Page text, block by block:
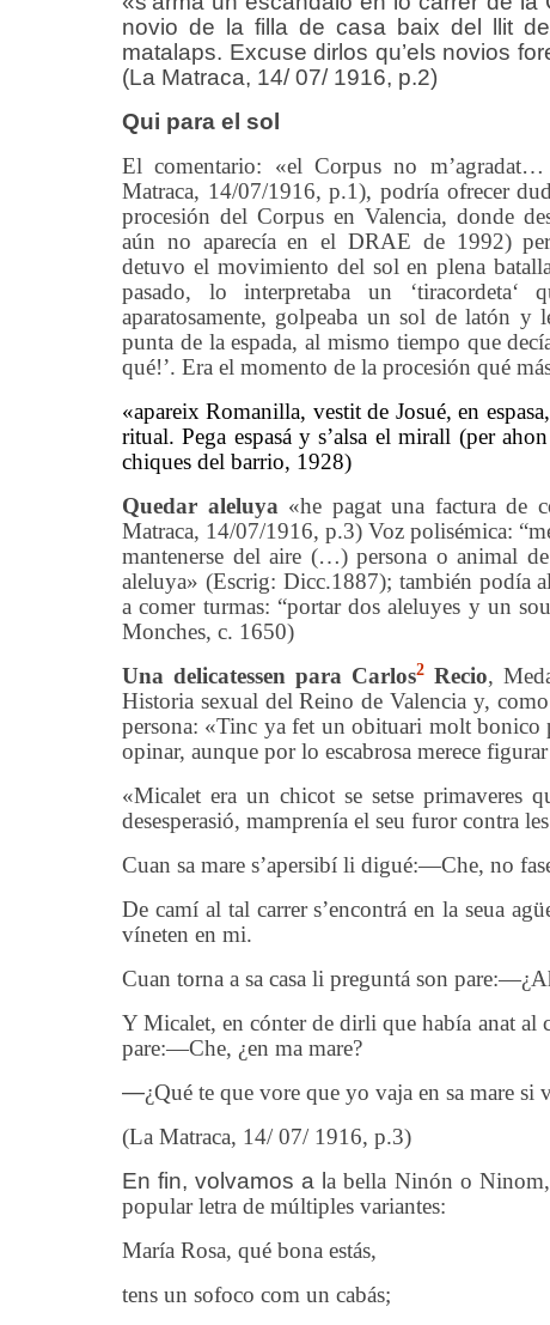
novio de la filla de casa baix del llit
matalaps. Excuse dirlos qu’els novios
(La Matraca, 14/ 07/ 1916, p.2)
Qui para el sol
El comentario: «el Corpus no
Matraca, 14/07/1916, p.1), podría ofrecer
procesión del Corpus en Valencia, donde
aún no aparecía en el DRAE de 1992)
detuvo el movimiento del sol enplena
pasado, lo interpretaba un ‘tiracordeta‘
aparatosamente, golpeaba un sol de latón y
punta de la espada, al mismo tiempo que
qué!’. Era el momento de la procesión qué
«apareix Romanilla, vestit de Josué, en
ritual. Pega espasá y s’alsa el mirall (per
chiques del barrio, 1928)
Quedar aleluya «he pagat una factura de
Matraca, 14/07/1916, p.3) Voz polisémica:
mantenerse del aire (…) persona o animal
aleluya» (Escrig: Dicc.1887); también podía
a comer turmas: “portar dos aleluyes y un
Monches, c. 1650)
Una delicatessen para Carlos2 Recio,
Historia sexual del Reino de Valencia y,
persona: «Tinc ya fet un obituari molt bonico
opinar, aunque por lo escabrosa merece
«Micalet era un chicot se setse primaveres
desesperasió, mamprenía el seu furor contra
Cuan sa mare s’apersibí li digué:—Che, no
De camí al tal carrer s’encontrá en la seua
víneten en mi.
Cuan torna a sa casa li preguntá son
Y Micalet, en cónter de dirli que había anat al
pare:—Che, ¿en ma mare?
—¿Qué te que vore que yo vaja en sa mare si
(La Matraca, 14/ 07/ 1916, p.3)
En fin, volvamos a la bella Ninón o Ninom,
popularletra de múltiples variantes:
María Rosa, qué bona estás,
tens un sofoco com un cabás;